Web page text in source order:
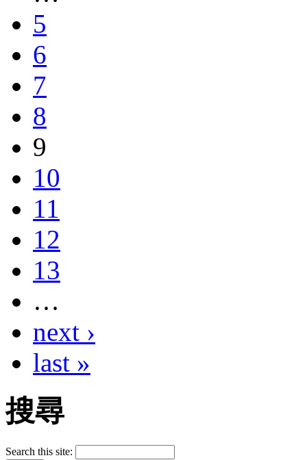
5
6
7
8
9
10
11
12
13
…
next ›
last »
搜尋
Search this site: